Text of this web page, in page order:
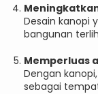
Desain kanopi
bangunan
Memperluas
Dengan
sebagai